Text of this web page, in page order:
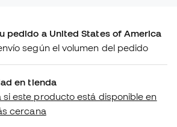
pedido a United States of America
según el volumen del pedido
en tienda
este producto está disponible en
cercana